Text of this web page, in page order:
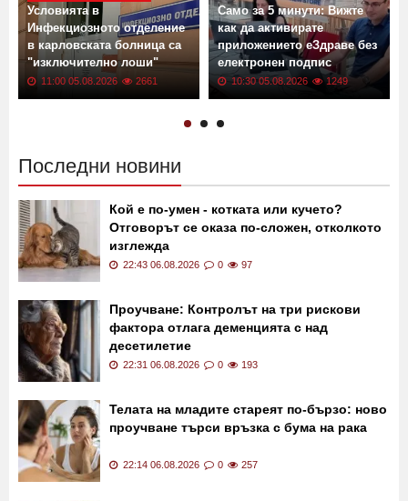
Условията в
Инфекциозното отделение
в карловската болница са
"изключително лоши"
11:00 05.08.2026 2661
Само за 5 минути: Вижте
как да активирате
приложението еЗдраве без
електронен подпис
10:30 05.08.2026 1249
Последни новини
Кой е по-умен - котката или кучето?
Отговорът се оказа по-сложен, отколкото
изглежда
22:43 06.08.2026 0 97
Проучване: Контролът на три рискови
фактора отлага деменцията с над
десетилетие
22:31 06.08.2026 0 193
Телата на младите стареят по-бързо: ново
проучване търси връзка с бума на рака
22:14 06.08.2026 0 257